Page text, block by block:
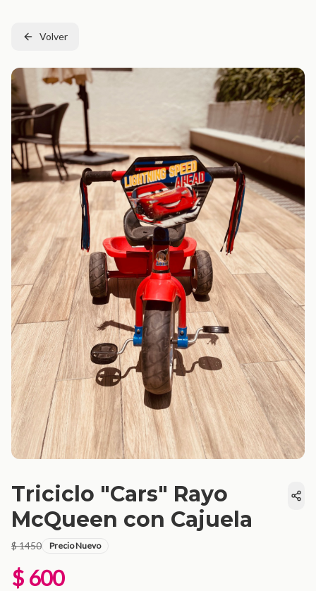
Volver
Triciclo "Cars" Rayo
McQueen con Cajuela
$ 1450 Precio Nuevo
$ 600